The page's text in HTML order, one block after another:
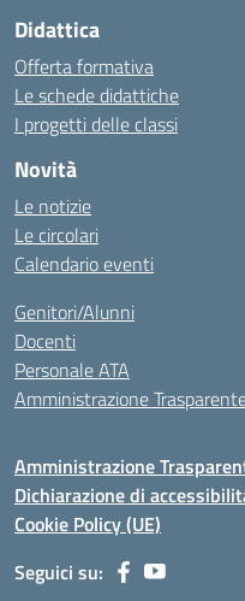
Didattica
Offerta formativa
Le schede didattiche
I progetti delle classi
Novità
Le notizie
Le circolari
Calendario eventi
Genitori/Alunni
Docenti
Personale ATA
Amministrazione
Amministrazione
Dichiarazione di
Cookie Policy (UE)
Seguici su: